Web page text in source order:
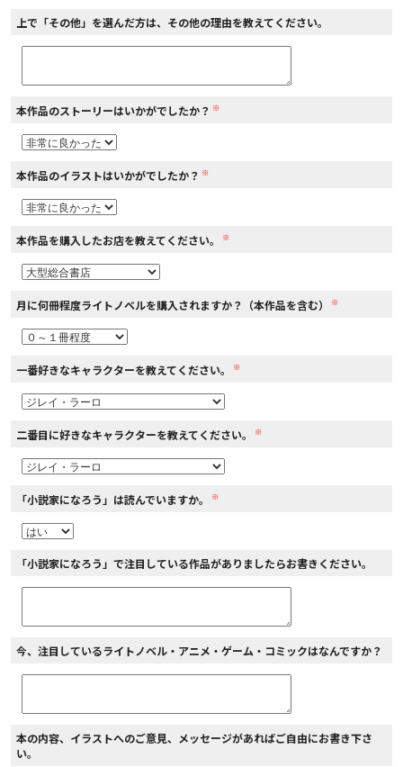
コミックパルフェ
閉じる
上で「その他」を選んだ方は、その他の理由を教えてください。
本作品のストーリーはいかがでしたか？ ※
本作品のイラストはいかがでしたか？ ※
本作品を購入したお店を教えてください。 ※
月に何冊程度ライトノベルを購入されますか？（本作品を含む） ※
一番好きなキャラクターを教えてください。 ※
二番目に好きなキャラクターを教えてください。 ※
「小説家になろう」は読んでいますか。 ※
「小説家になろう」で注目している作品がありましたらお書きください。
今、注目しているライトノベル・アニメ・ゲーム・コミックはなんですか？
本の内容、イラストへのご意見、メッセージがあればご自由にお書き下さ
い。